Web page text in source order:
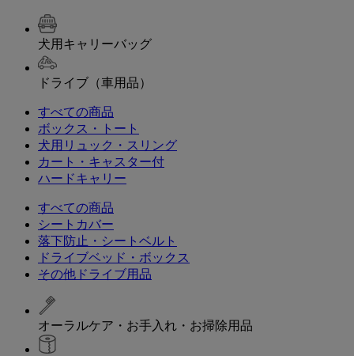
犬用キャリーバッグ
ドライブ（車用品）
すべての商品
ボックス・トート
犬用リュック・スリング
カート・キャスター付
ハードキャリー
すべての商品
シートカバー
落下防止・シートベルト
ドライブベッド・ボックス
その他ドライブ用品
オーラルケア・お手入れ・お掃除用品